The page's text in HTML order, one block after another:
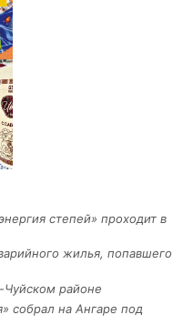
степей» проходит в
жилья, попавшего
Чуйском районе
собрал на Ангаре под